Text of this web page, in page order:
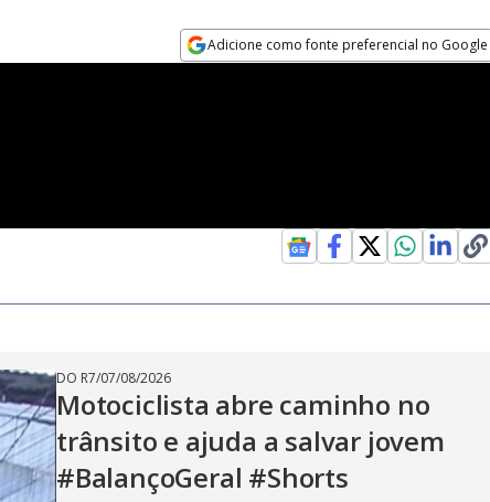
Adicione como fonte preferencial no Google
DO R7/07/08/2026
Motociclista abre caminho no
trânsito e ajuda a salvar jovem
#BalançoGeral #Shorts